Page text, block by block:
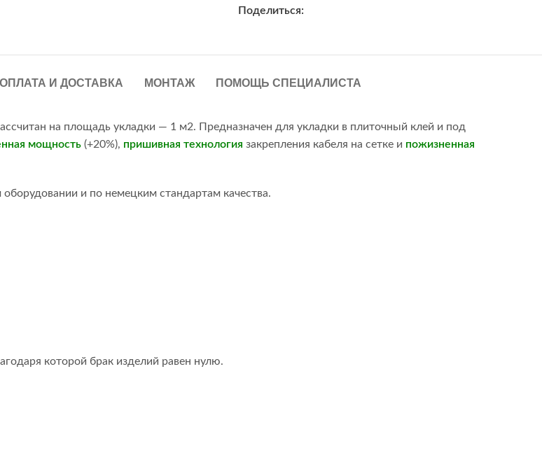
Поделиться:
ОПЛАТА И ДОСТАВКА МОНТАЖ ПОМОЩЬ СПЕЦИАЛИСТА
на площадь укладки — 1 м2. Предназначен для укладки в плиточный клей и под
мощность (+20%), пришивная технология закрепления кабеля на сетке и пожизненная
и по немецким стандартам качества.
которой брак изделий равен нулю.